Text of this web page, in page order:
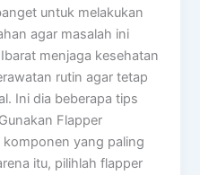
untuk melakukan
agar masalah ini
menjaga kesehatan
rutin agar tetap
Ini dia beberapa tips
Flapper
komponen yang paling
itu, pilihlah flapper